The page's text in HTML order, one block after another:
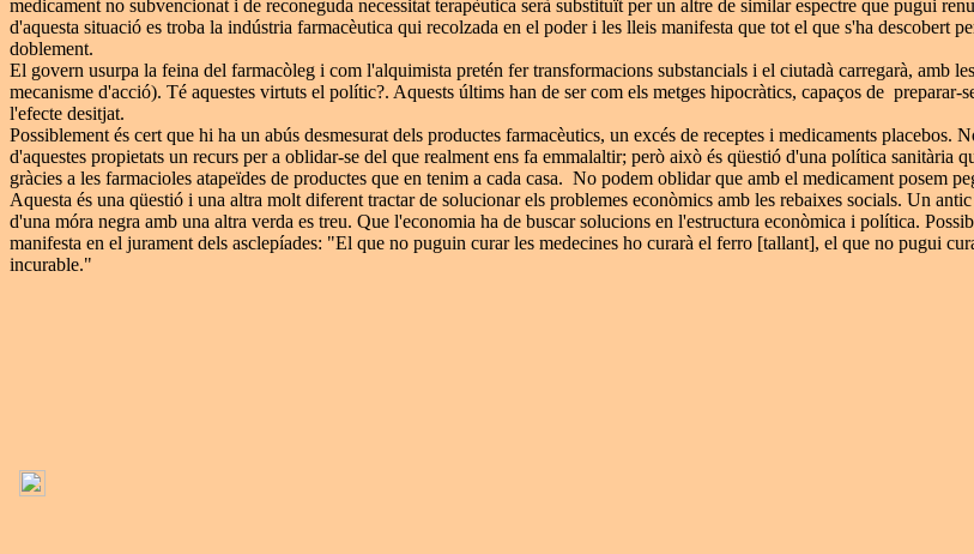
medicament no subvencionat i de reconeguda necessitat terapèutica serà substituït per un altre de similar espectre que pugui
d'aquesta situació es troba la indústria farmacèutica qui recolzada en el poder i les lleis manifesta que tot el que s'ha descobert
doblement.
El govern usurpa la feina del farmacòleg i com l'alquimista pretén fer transformacions substancials i el ciutadà carregarà, amb
mecanisme d'acció). Té aquestes virtuts el polític?. Aquests últims han de ser com els metges hipocràtics, capaços de
l'efecte desitjat.
Possiblement és cert que hi ha un abús desmesurat dels productes farmacèutics, un excés de receptes i medicaments
d'aquestes propietats un recurs per a oblidar-se del que realment ens fa emmalaltir; però això és qüestió d'una política
gràcies a les farmacioles atapeïdes de productes que en tenim a cada casa. No podem oblidar que amb el medicament posem
Aquesta és una qüestió i una altra molt diferent tractar de solucionar els problemes econòmics amb les rebaixes socials. Un
d'una móra negra amb una altra verda es treu. Que l'economia ha de buscar solucions en l'estructura econòmica i política.
manifesta en el jurament dels asclepíades: "El que no puguin curar les medecines ho curarà el ferro [tallant], el que no pugui
incurable."